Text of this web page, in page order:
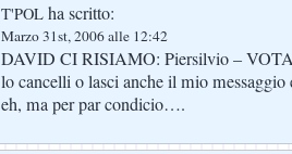
T'POL ha scritto:
Marzo 31st, 2006 alle 12:42
DAVID CI RISIAMO: Piersilvio –
lo cancelli o lasci anche il mio messaggio
eh, ma per par condicio….